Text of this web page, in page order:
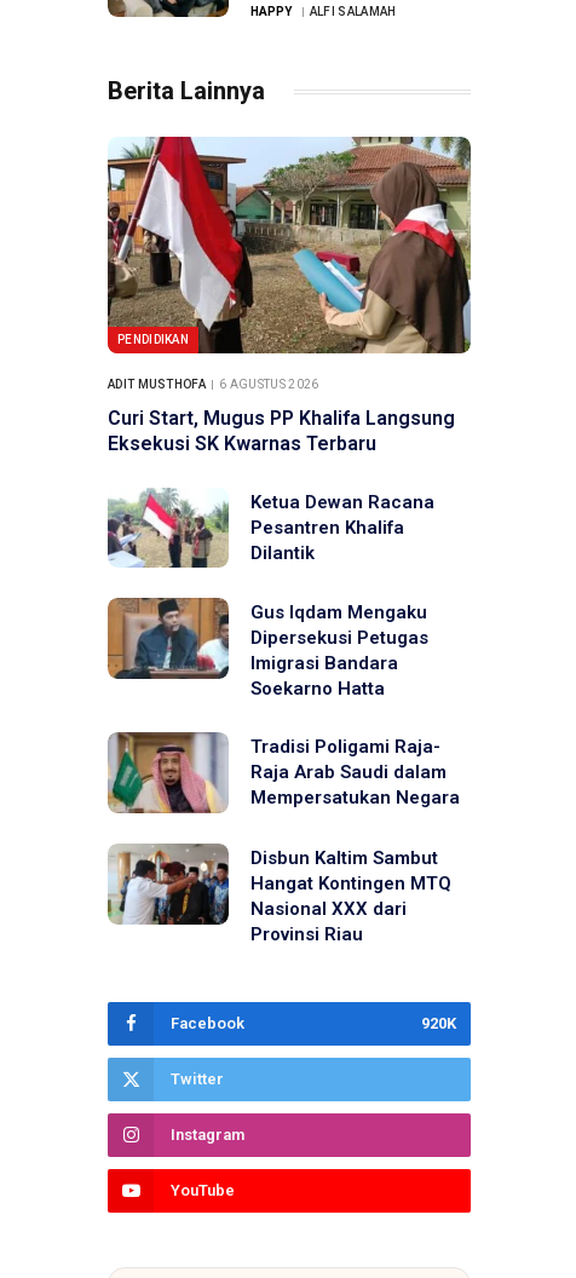
HAPPY ALFI SALAMAH
Berita Lainnya
PENDIDIKAN
ADIT MUSTHOFA 6 AGUSTUS 2026
Curi Start, Mugus PP Khalifa Langsung
Eksekusi SK Kwarnas Terbaru
Ketua Dewan Racana
Pesantren Khalifa
Dilantik
Gus Iqdam Mengaku
Dipersekusi Petugas
Imigrasi Bandara
Soekarno Hatta
Tradisi Poligami Raja-
Raja Arab Saudi dalam
Mempersatukan Negara
Disbun Kaltim Sambut
Hangat Kontingen MTQ
Nasional XXX dari
Provinsi Riau
Facebook 920K
Twitter
Instagram
YouTube